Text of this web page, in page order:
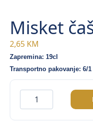
Misket
2,65 KM
Zapremina: 19cl
Transportno pakovanje: 6/1
Misket
čaša
za